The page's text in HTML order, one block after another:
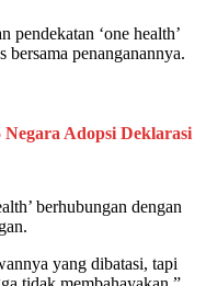
pendekatan ‘one health’
bersama penanganannya.
Adopsi Deklarasi
berhubungan dengan
yang dibatasi, tapi